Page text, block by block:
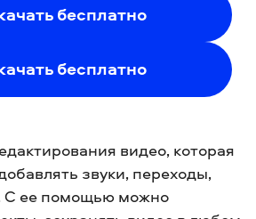
бесплатно
бесплатно
видео, которая
звуки, переходы,
С ее помощью можно